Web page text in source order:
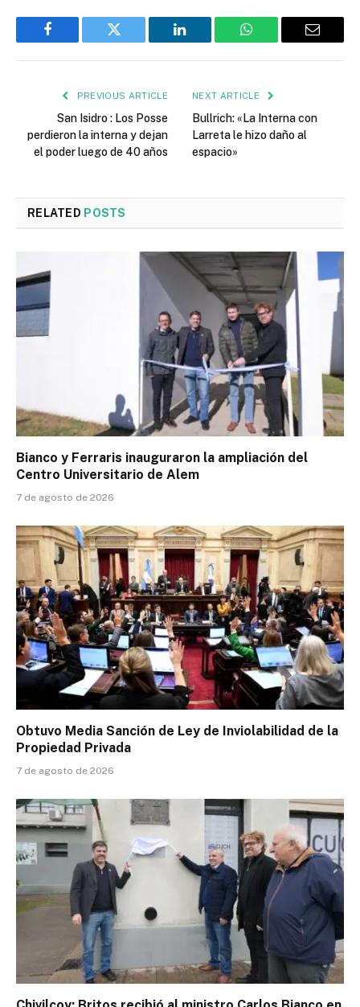
Facebook Twitter LinkedIn WhatsApp Email
PREVIOUS ARTICLE
San Isidro : Los Posse
perdieron la interna y dejan
el poder luego de 40 años
NEXT ARTICLE
Bullrich: «La Interna con
Larreta le hizo daño al
espacio»
RELATED POSTS
Bianco y Ferraris inauguraron la ampliación del
Centro Universitario de Alem
7 de agosto de 2026
Obtuvo Media Sanción de Ley de Inviolabilidad de la
Propiedad Privada
7 de agosto de 2026